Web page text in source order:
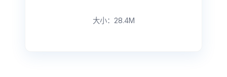
大小：28.4M